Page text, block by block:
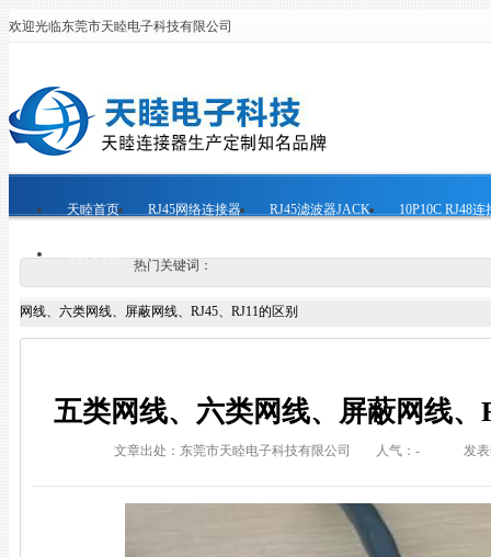
欢迎光临东莞市天睦电子科技有限公司
天睦首页 RJ45网络连接器 RJ45滤波器JACK 10P10C RJ48连
热门关键词：
网线、六类网线、屏蔽网线、RJ45、RJ11的区别
五类网线、六类网线、屏蔽网线、
文章出处：东莞市天睦电子科技有限公司 人气： - 发表